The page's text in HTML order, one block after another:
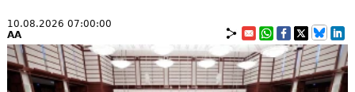
10.08.2026 07:00:00
AA